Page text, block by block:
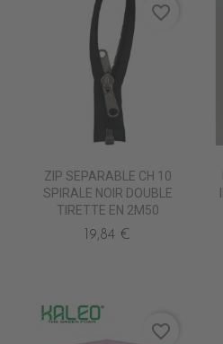
ZIP SEPARABLE CH 10
SPIRALE NOIR DOUBLE
TIRETTE EN 2M50
19,84 €
favorite_border
favorite_border